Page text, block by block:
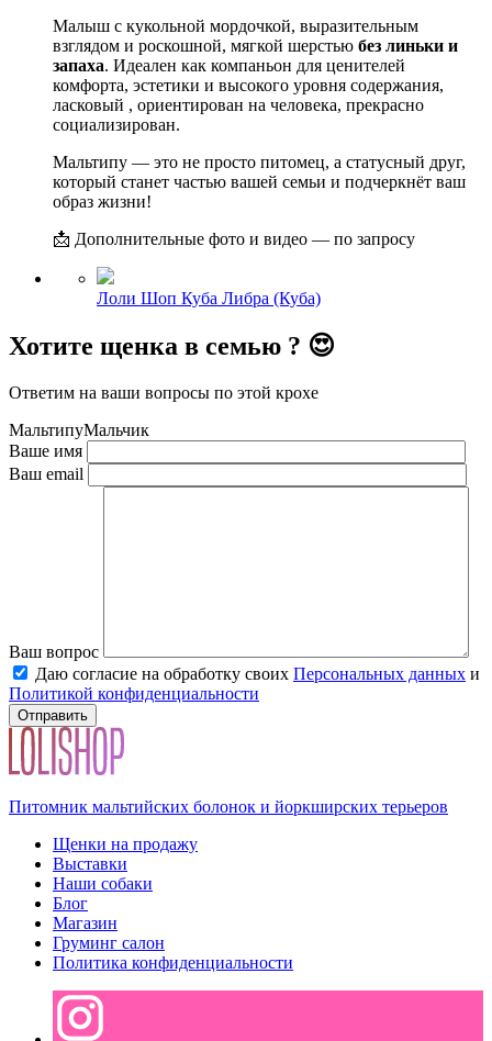
Малыш с кукольной мордочкой, выразительным
взглядом и роскошной, мягкой шерстью без линьки и
запаха. Идеален как компаньон для ценителей
комфорта, эстетики и высокого уровня содержания,
ласковый , ориентирован на человека, прекрасно
социализирован.
Мальтипу — это не просто питомец, а статусный друг,
который станет частью вашей семьи и подчеркнёт ваш
образ жизни!
📩 Дополнительные фото и видео — по запросу
Лоли Шоп Куба Либра (Куба)
Хотите щенка в семью ? 😍
Ответим на ваши вопросы по этой крохе
МальтипуМальчик
Ваше имя
Ваш email
Ваш вопрос
Даю согласие на обработку своих Персональных данных и
Политикой конфиденциальности
Питомник мальтийских болонок и йоркширских терьеров
Щенки на продажу
Выставки
Наши собаки
Блог
Магазин
Груминг салон
Политика конфиденциальности